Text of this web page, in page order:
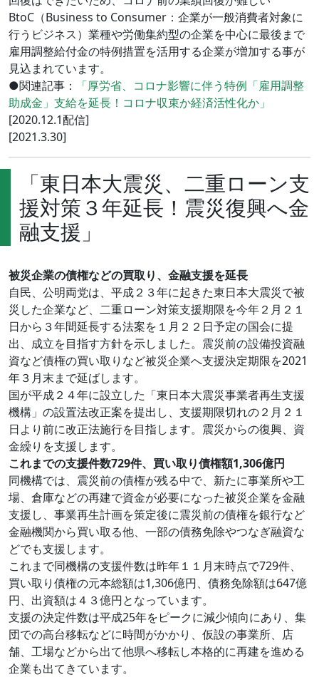
BtoC（Business to Consumer：企業が一般消費者対象に
行うビジネス）業種や労働集約型の企業を中心に最後まで
雇用調整給付金の特例措置を活用する企業が増加する事が
見込まれています。
●関連記事：
「厚労省、コロナ影響に伴う特例「雇用調整
助成金」支給を延長！コロナ収束か経済活性化か」
[2020.12.1配信]
[2021.3.30]
「東日本大震災、二重ローン支
援対策３年延長！震災復興へ金
融支援」
被災企業の債権などの買取り、金融支援を延長
自民、公明両党は、平成２３年に起きた東日本大震災で被
災した企業など、二重ローン対策支援期限を今年２月２１
日から３年間延長する法案を１月２２日予定の国会に提
出、成立を目指す方針を示しました。震災前の設備投資融
資など債権の買い取りなど被災企業へ支援決定期限を2021
年３月末まで延ばします。
国が平成２４年に設立した「東日本大震災事業者再生支援
機構」の設置法改正案を提出し、支援期限切れの２月２１
日より前に改正法施行を目指します。震災からの復興、資
金繰りを支援します。
これまでの支援件数729件、買い取り債権額1,306億円
同機構では、震災前の債権が残る中で、新たに事業所や工
場、倉庫などの再建で資金が必要になった被災企業を金融
支援し、事業再生計画を策定後に震災前の債権を銀行など
金融機関から買い取る他、一部の債務免除やつなぎ融資な
どでも支援します。
これまで同機構の支援件数は昨年１１月末時点で729件、
買い取り債権の元本総額は1,306億円、債務免除額は647億
円、出資額は４３億円となっています。
支援の決定件数は平成25年をピークに減少傾向にあり、集
団での高台移転などに時間がかかり、仮設の事業所、店
舗、工場などから出て他県へ移転し本格的に再建を進める
企業も出てきています。